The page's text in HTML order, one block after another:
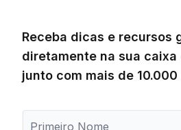
Receba dicas e recursos
diretamente na sua caixa
junto com mais de